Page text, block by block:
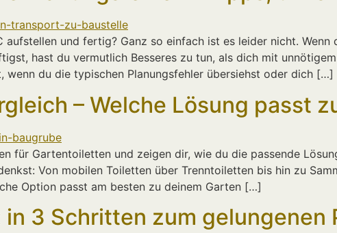
aufstellen und fertig? Ganz so einfach ist es leider nicht.
hast du vermutlich Besseres zu tun, als dich mit
wenn du die typischen Planungsfehler übersiehst oder dich […]
– Welche Lösung passt
für Gartentoiletten und zeigen dir, wie du die passende
Von mobilen Toiletten über Trenntoiletten bis hin zu
Option passt am besten zu deinem Garten […]
3 Schritten zum gelungenen